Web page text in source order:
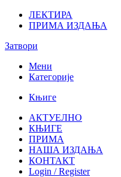
ЛЕКТИРА
ПРИМА ИЗДАЊА
Затвори
Мени
Категорије
Књиге
АКТУЕЛНО
КЊИГЕ
ПРИМА
НАША ИЗДАЊА
КОНТАКТ
Login / Register